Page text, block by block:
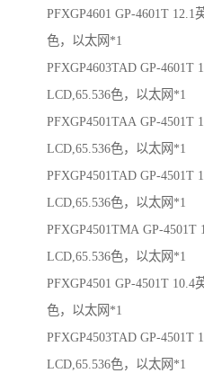
PFXGP4601 GP-4601T
色，以太网*1
PFXGP4603TAD GP-4601T
LCD,65.536色，以太网*1
PFXGP4501TAA GP-4501T
LCD,65.536色，以太网*1
PFXGP4501TAD GP-4501T
LCD,65.536色，以太网*1
PFXGP4501TMA GP-4501T
LCD,65.536色，以太网*1
PFXGP4501 GP-4501T
色，以太网*1
PFXGP4503TAD GP-4501T
LCD,65.536色，以太网*1